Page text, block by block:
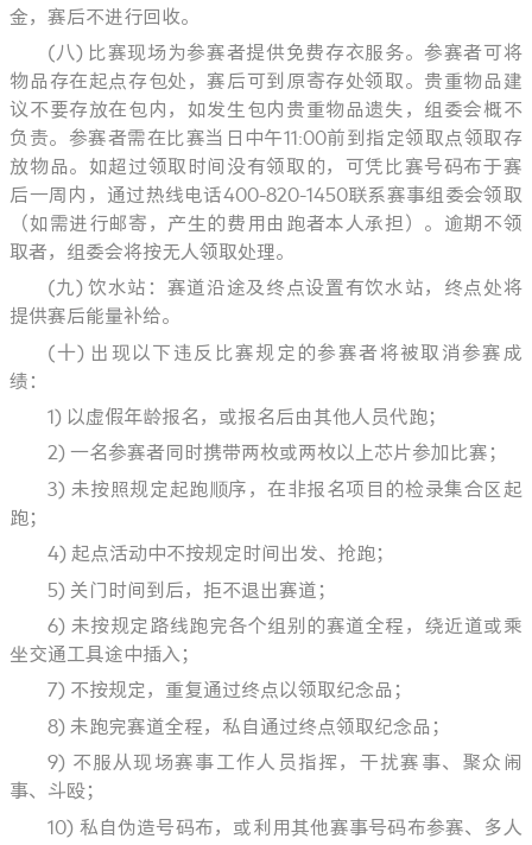
金，赛后不进行回收。
(八) 比赛现场为参赛者提供免费存衣服务。参赛者可将
物品存在起点存包处，赛后可到原寄存处领取。贵重物品建
议不要存放在包内，如发生包内贵重物品遗失，组委会概不
负责。参赛者需在比赛当日中午11:00前到指定领取点领取存
放物品。如超过领取时间没有领取的，可凭比赛号码布于赛
后一周内，通过热线电话400-820-1450联系赛事组委会领取
（如需进行邮寄，产生的费用由跑者本人承担）。逾期不领
取者，组委会将按无人领取处理。
(九) 饮水站：赛道沿途及终点设置有饮水站，终点处将
提供赛后能量补给。
(十) 出现以下违反比赛规定的参赛者将被取消参赛成
绩：
1) 以虚假年龄报名，或报名后由其他人员代跑；
2)一名参赛者同时携带两枚或两枚以上芯片参加比赛；
3) 未按照规定起跑顺序，在非报名项目的检录集合区起
跑；
4) 起点活动中不按规定时间出发、抢跑；
5) 关门时间到后，拒不退出赛道；
6) 未按规定路线跑完各个组别的赛道全程，绕近道或乘
坐交通工具途中插入；
7) 不按规定，重复通过终点以领取纪念品；
8)未跑完赛道全程，私自通过终点领取纪念品；
9) 不服从现场赛事工作人员指挥，干扰赛事、聚众闹
事、斗殴；
10) 私自伪造号码布，或利用其他赛事号码布参赛、多人